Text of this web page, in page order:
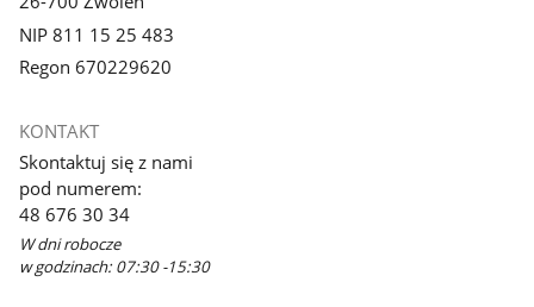
NIP 811 15 25 483
Regon 670229620
KONTAKT
Skontaktuj się z nami
pod numerem:
48 676 30 34
W dni robocze
w godzinach: 07:30 -15:30